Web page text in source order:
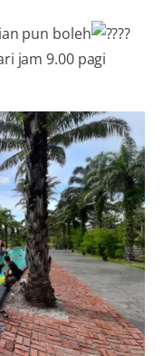
pun boleh
jam 9.00 pagi